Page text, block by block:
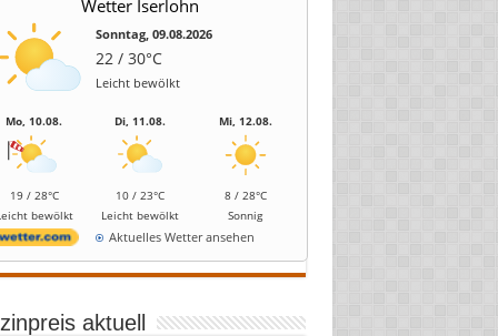
Wetter Iserlohn
Sonntag, 09.08.2026
22 / 30°C
Leicht bewölkt
Mo, 10.08.
19 / 28°C
bewölkt
Di, 11.08.
10 / 23°C
Leicht bewölkt
Mi, 12.08.
8 / 28°C
Sonnig
Aktuelles Wetter ansehen
aktuell